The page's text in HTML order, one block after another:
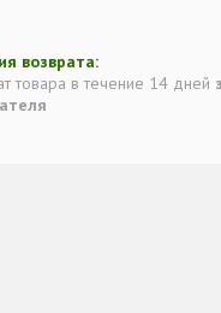
товара в течение 14 дней